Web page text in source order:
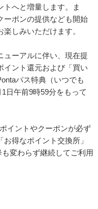
トへと増量します。ま
ーポンの提供なども開始
しみいただけます。
ューアルに伴い、現在提
イント還元および「買い
パス特典（いつでも
日午前9時59分をもって
イントやクーポンが必ず
得なポイント交換所」
変わらず継続してご利用